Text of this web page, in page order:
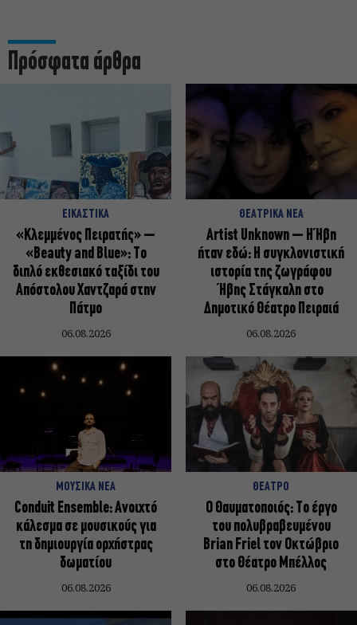
Πρόσφατα άρθρα
ΕΙΚΑΣΤΙΚΑ
«Κλεμμένος Πειρατής» –
«Beauty and Blue»: Το
διπλό εκθεσιακό ταξίδι του
Απόστολου Χαντζαρά στην
Πάτμο
06.08.2026
ΘΕΑΤΡΙΚΑ ΝΕΑ
Artist Unknown – Η Ήβη
ήταν εδώ: Η συγκλονιστική
ιστορία της ζωγράφου
Ήβης Στάγκαλη στο
Δημοτικό Θέατρο Πειραιά
06.08.2026
ΜΟΥΣΙΚΑ ΝΕΑ
Conduit Ensemble: Ανοιχτό
κάλεσμα σε μουσικούς για
τη δημιουργία ορχήστρας
δωματίου
06.08.2026
ΘΕΑΤΡΟ
Ο Θαυματοποιός: Το έργο
του πολυβραβευμένου
Brian Friel τον Οκτώβριο
στο Θέατρο Μπέλλος
06.08.2026